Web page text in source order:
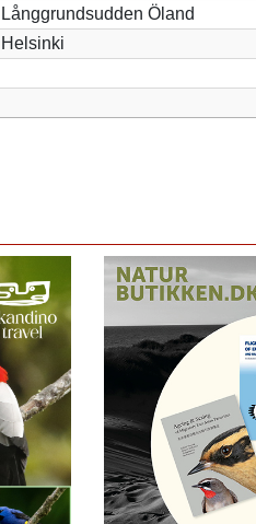
Långgrundsudden Öland
Helsinki